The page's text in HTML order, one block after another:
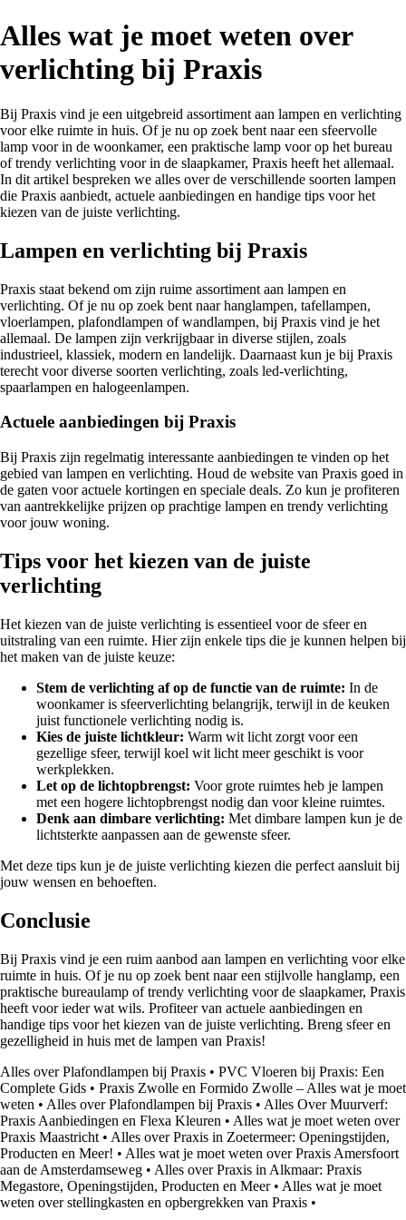
Alles wat je moet weten over
verlichting bij Praxis
Bij Praxis vind je een uitgebreid assortiment aan lampen en verlichting
voor elke ruimte in huis. Of je nu op zoek bent naar een sfeervolle
lamp voor in de woonkamer, een praktische lamp voor op het bureau
of trendy verlichting voor in de slaapkamer, Praxis heeft het allemaal.
In dit artikel bespreken we alles over de verschillende soorten lampen
die Praxis aanbiedt, actuele aanbiedingen en handige tips voor het
kiezen van de juiste verlichting.
Lampen en verlichting bij Praxis
Praxis staat bekend om zijn ruime assortiment aan lampen en
verlichting. Of je nu op zoek bent naar hanglampen, tafellampen,
vloerlampen, plafondlampen of wandlampen, bij Praxis vind je het
allemaal. De lampen zijn verkrijgbaar in diverse stijlen, zoals
industrieel, klassiek, modern en landelijk. Daarnaast kun je bij Praxis
terecht voor diverse soorten verlichting, zoals led-verlichting,
spaarlampen en halogeenlampen.
Actuele aanbiedingen bij Praxis
Bij Praxis zijn regelmatig interessante aanbiedingen te vinden op het
gebied van lampen en verlichting. Houd de website van Praxis goed in
de gaten voor actuele kortingen en speciale deals. Zo kun je profiteren
van aantrekkelijke prijzen op prachtige lampen en trendy verlichting
voor jouw woning.
Tips voor het kiezen van de juiste
verlichting
Het kiezen van de juiste verlichting is essentieel voor de sfeer en
uitstraling van een ruimte. Hier zijn enkele tips die je kunnen helpen bij
het maken van de juiste keuze:
Stem de verlichting af op de functie van de ruimte: In de
woonkamer is sfeerverlichting belangrijk, terwijl in de keuken
juist functionele verlichting nodig is.
Kies de juiste lichtkleur: Warm wit licht zorgt voor een
gezellige sfeer, terwijl koel wit licht meer geschikt is voor
werkplekken.
Let op de lichtopbrengst: Voor grote ruimtes heb je lampen
met een hogere lichtopbrengst nodig dan voor kleine ruimtes.
Denk aan dimbare verlichting: Met dimbare lampen kun je de
lichtsterkte aanpassen aan de gewenste sfeer.
Met deze tips kun je de juiste verlichting kiezen die perfect aansluit bij
jouw wensen en behoeften.
Conclusie
Bij Praxis vind je een ruim aanbod aan lampen en verlichting voor elke
ruimte in huis. Of je nu op zoek bent naar een stijlvolle hanglamp, een
praktische bureaulamp of trendy verlichting voor de slaapkamer, Praxis
heeft voor ieder wat wils. Profiteer van actuele aanbiedingen en
handige tips voor het kiezen van de juiste verlichting. Breng sfeer en
gezelligheid in huis met de lampen van Praxis!
Alles over Plafondlampen bij Praxis • PVC Vloeren bij Praxis: Een
Complete Gids • Praxis Zwolle en Formido Zwolle – Alles wat je moet
weten • Alles over Plafondlampen bij Praxis • Alles Over Muurverf:
Praxis Aanbiedingen en Flexa Kleuren • Alles wat je moet weten over
Praxis Maastricht • Alles over Praxis in Zoetermeer: Openingstijden,
Producten en Meer! • Alles wat je moet weten over Praxis Amersfoort
aan de Amsterdamseweg • Alles over Praxis in Alkmaar: Praxis
Megastore, Openingstijden, Producten en Meer• Alles wat je moet
weten over stellingkasten en opbergrekken van Praxis •